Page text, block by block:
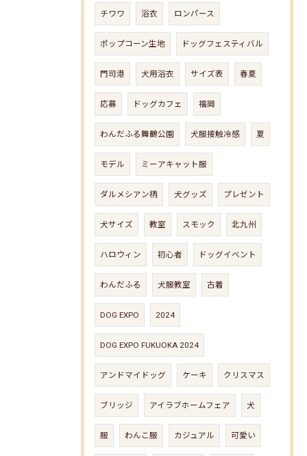
チワワ 浴衣 ロンパース
ポップコーン生地 ドッグフェスティバル
門司港 犬用浴衣 サイズ表 春夏
応募 ドッグカフェ 福岡
わんだふる舞鶴公園 犬服接触冷感 夏
モデル ミーアキャット服
ダルメシアン柄 犬グッズ プレゼント
犬サイズ 教室 スモック 北九州
ハロウィン 初心者 ドッグイベント
わんだふる 犬服教室 古着
DOG EXPO 2024
DOG EXPO FUKUOKA 2024
アンドマイドッグ ケーキ クリスマス
ブリッジ アイラブホームフェア 犬
服 わんこ服 カジュアル 可愛い